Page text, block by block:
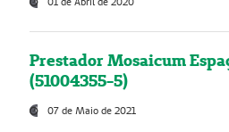
Prestador Mosaicum
(51004355-5)
07 de Maio de 2021